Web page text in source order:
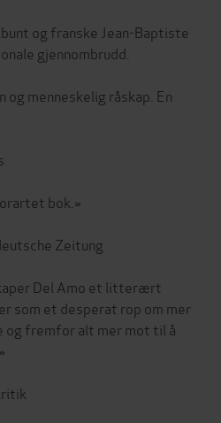
og franske Jean-Baptiste
gjennombrudd.
og menneskelig råskap. En
bok.»
Zeitung
Del Amo et litterært
som et desperat rop om mer
og fremfor alt mer mot til å